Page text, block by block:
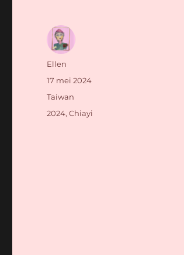
Auteur
Ellen
Geplaatst
op
17 mei 2024
Categorieën
Taiwan
Tags
2024,Chiayi